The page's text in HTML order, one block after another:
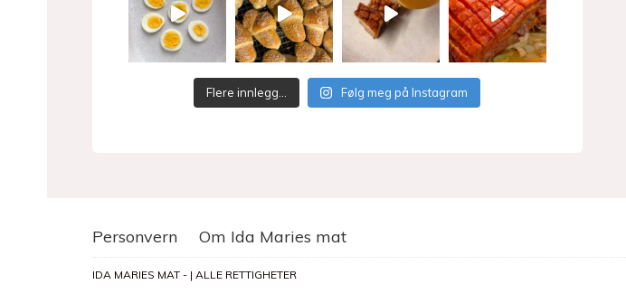
Flere innlegg… Følg meg på Instagram
Personvern Om Ida Maries mat
IDA MARIES MAT - | ALLE RETTIGHETER